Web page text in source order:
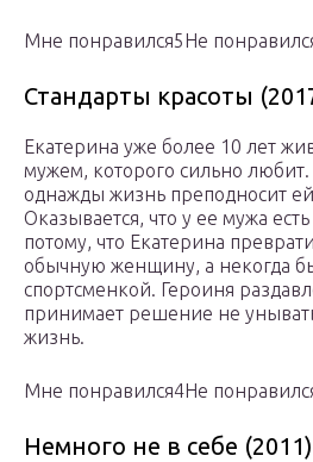
Мне понравился5Не
Стандарты красоты
Екатерина уже более 10 лет
мужем, которого сильно любит.
однажды жизнь преподносит
Оказывается, что у ее мужа
потому, что Екатерина
обычную женщину, а некогда
спортсменкой. Героиня
принимает решение не
жизнь.
Мне понравился4Не
Немного не в себе (2011)